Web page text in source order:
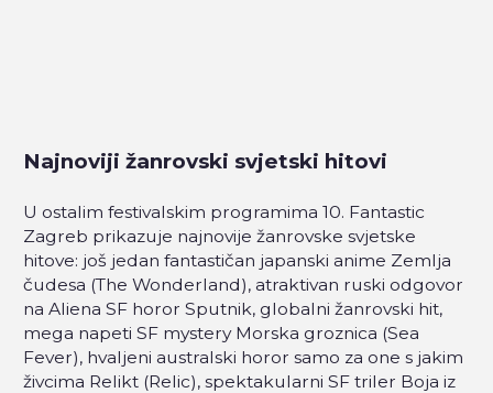
Najnoviji žanrovski svjetski hitovi
U ostalim festivalskim programima 10. Fantastic
Zagreb prikazuje najnovije žanrovske svjetske
hitove: još jedan fantastičan japanski anime Zemlja
čudesa (The Wonderland), atraktivan ruski odgovor
na Aliena SF horor Sputnik, globalni žanrovski hit,
mega napeti SF mystery Morska groznica (Sea
Fever), hvaljeni australski horor samo za one s jakim
živcima Relikt (Relic), spektakularni SF triler Boja iz